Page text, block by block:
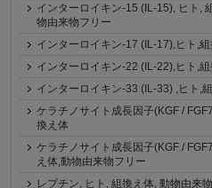
インターロイキン-15 (IL-15), ヒト,
物由来物フリー
インターロイキン-17 (IL-17),ヒト,組
インターロイキン-22 (IL-22),ヒト,組
インターロイキン-33 (IL-33) ,ヒト,
ケラチノサイト成長因子(KGF /
換え体
ケラチノサイト成長因子(KGF /
え体,動物由来物フリー
レプチン, ヒト, 組換え体, 動物由来